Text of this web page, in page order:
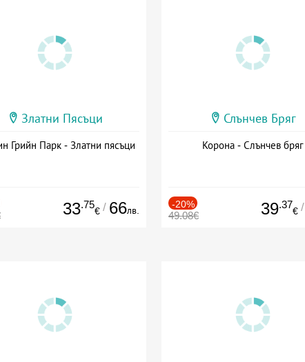
Златни Пясъци
Грийн Парк - Златни пясъци
33.75
€ / 66лв.
Слънчев Бряг
Корона - Слънчев бряг
-20%
49.08€ 39.37
€ /